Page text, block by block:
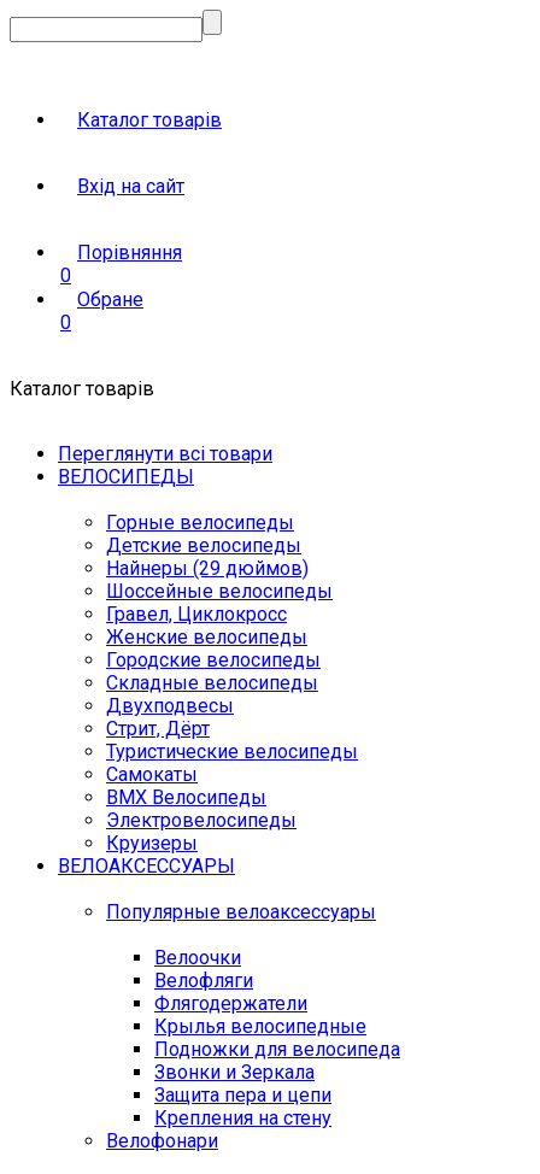
Каталог товарів
Вхід на сайт
Порівняння
0
Обране
0
Каталог товарів
Переглянути всі товари
ВЕЛОСИПЕДЫ
Горные велосипеды
Детские велосипеды
Найнеры (29 дюймов)
Шоссейные велосипеды
Гравел, Циклокросс
Женские велосипеды
Городcкие велосипеды
Складные велосипеды
Двухподвесы
Стрит, Дёрт
Туристические велосипеды
Самокаты
BMX Велосипеды
Электровелосипеды
Круизеры
ВЕЛОАКСЕССУАРЫ
Популярные велоаксессуары
Велоочки
Велофляги
Флягодержатели
Крылья велосипедные
Подножки для велосипеда
Звонки и Зеркала
Защита пера и цепи
Крепления на стену
Велофонари